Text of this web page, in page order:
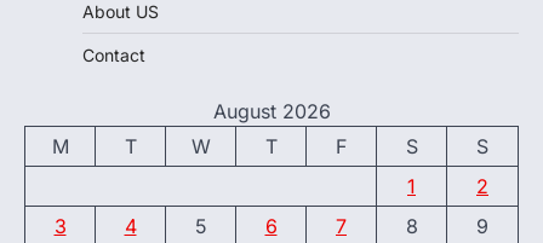
About US
Contact
August 2026
M
T W T F S
S
1
2
3
4 5 6 7 8
9